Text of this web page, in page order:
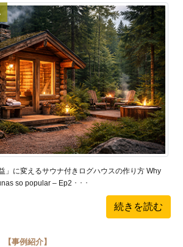
」に変えるサウナ付きログハウスの作り方 Why
so popular – Ep2 ･ ･ ･
続きを読む
事例紹介